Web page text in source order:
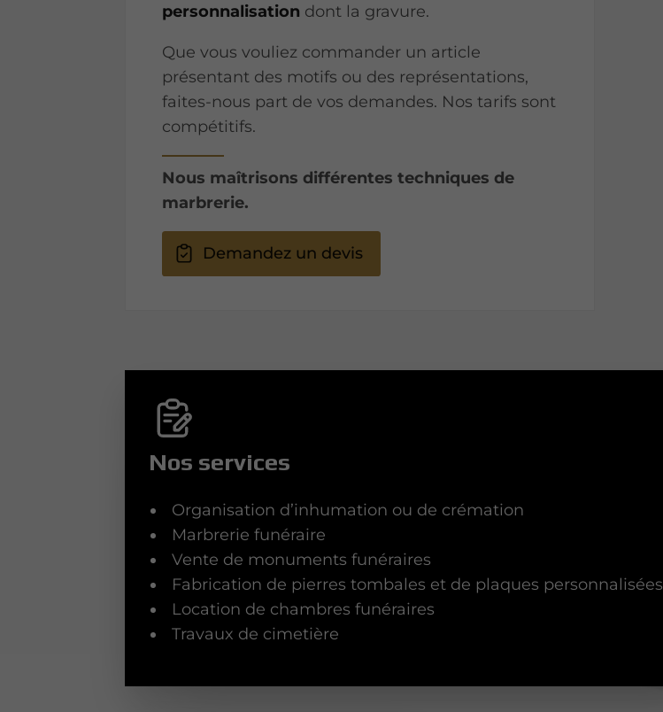
personnalisation dont la gravure.
Que vous vouliez commander un article
présentant des motifs ou des représentations,
faites-nous part de vos demandes. Nos tarifs sont
compétitifs.
Nous maîtrisons différentes techniques de
marbrerie.
Demandez un devis
Nos services
Organisation d’inhumation ou de crémation
Marbrerie funéraire
Vente de monuments funéraires
Fabrication de pierres tombales et de plaques personnalisées
Location de chambres funéraires
Travaux de cimetière